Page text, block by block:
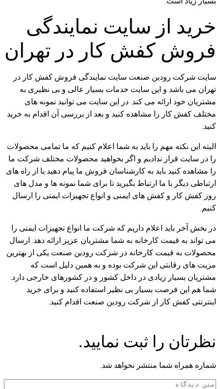
خرید از سایت نمایندگی
فروش کفش کار در تهران
سایت شرکت رودین صنعت سایت نمایندگی فروش کفش کار در
تهران می باشد و این سایت خدمات بسیار عالی و بی نظیری به
مشتریان خود ارائه می کند. در این سایت می توانید نمونه های
مختلف کفش کار را مشاهده کنید و بعد از بررسی آن اقدام به خرید
کنید.
البته این نکته مهم را باید به شما اعلام کنیم که ما تمامی محصولات
را در سایت قرار ندادیم و اگر بخواهید محصولات مختلف شرکت ما
را مشاهده کنید باید به کارشناسان فروش ما پیام دهید یا از راه های
ارتباطی دیگر با ما ارتباط بگیرید تا برای شما نمونه ها و مدل های
روز کفش کار و کفش های ایمنی و انواع تجهیزات ایمنی را ارسال
کنیم.
در بخش آخر باید اعلام داریم که شرکت ما انواع تجهیزات ایمنی را
می تواند به قیمت کارخانه به شما مشتریان عزیز ارائه دهد. ارسال
محصولات به قیمت کارخانه در شرکت رودین صنعت یکی از بهترین
مزیت های رقابتی این شرکت بوده و به همین دلیل است که
مشتریان بسیار زیادی در داخل کشور و در کشورهای خارجی دارد.
شما هم این فرصت بسیار بی نظیر استفاده کنید و برای خرید
اینترنتی کفش کار از شرکت رودین صنعت اقدام کنید.
نظرتان را ثبت نمایید.
شماره همراه شما منتشر نخواهد شد.